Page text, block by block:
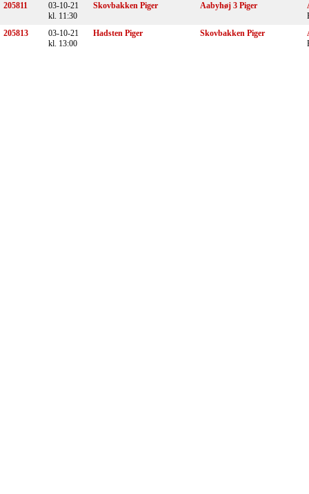
205811
03-10-21
kl. 11:30
Skovbakken Piger Aabyhøj 3 Piger
205813
03-10-21
kl. 13:00
Hadsten Piger Skovbakken Piger